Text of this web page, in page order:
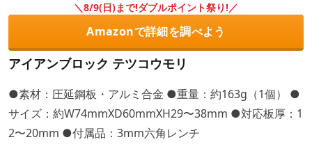
＼8/9(日)まで!ダブルポイント祭り!／
Amazonで詳細を調べよう
アイアンブロック テツコウモリ
●素材：圧延鋼板・アルミ合金 ●重量：約163g（1個） ●
サイズ：約W74mmXD60mmXH29〜38mm ●対応板厚：1
2〜20mm ●付属品：3mm六角レンチ